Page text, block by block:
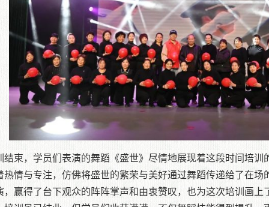
结束，学员们表演的舞蹈《盛世》尽情地展现着这段时间培
热情与专注，仿佛将盛世的繁荣与美好通过舞蹈传递给了在
，赢得了台下观众的阵阵掌声和由衷赞叹，也为这次培训画上